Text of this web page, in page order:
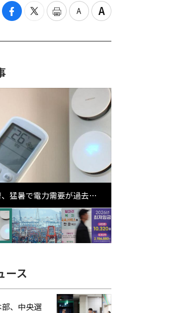
猛暑で電力需要が過去最
可能性に需給対応体制を点
ース
、中央選